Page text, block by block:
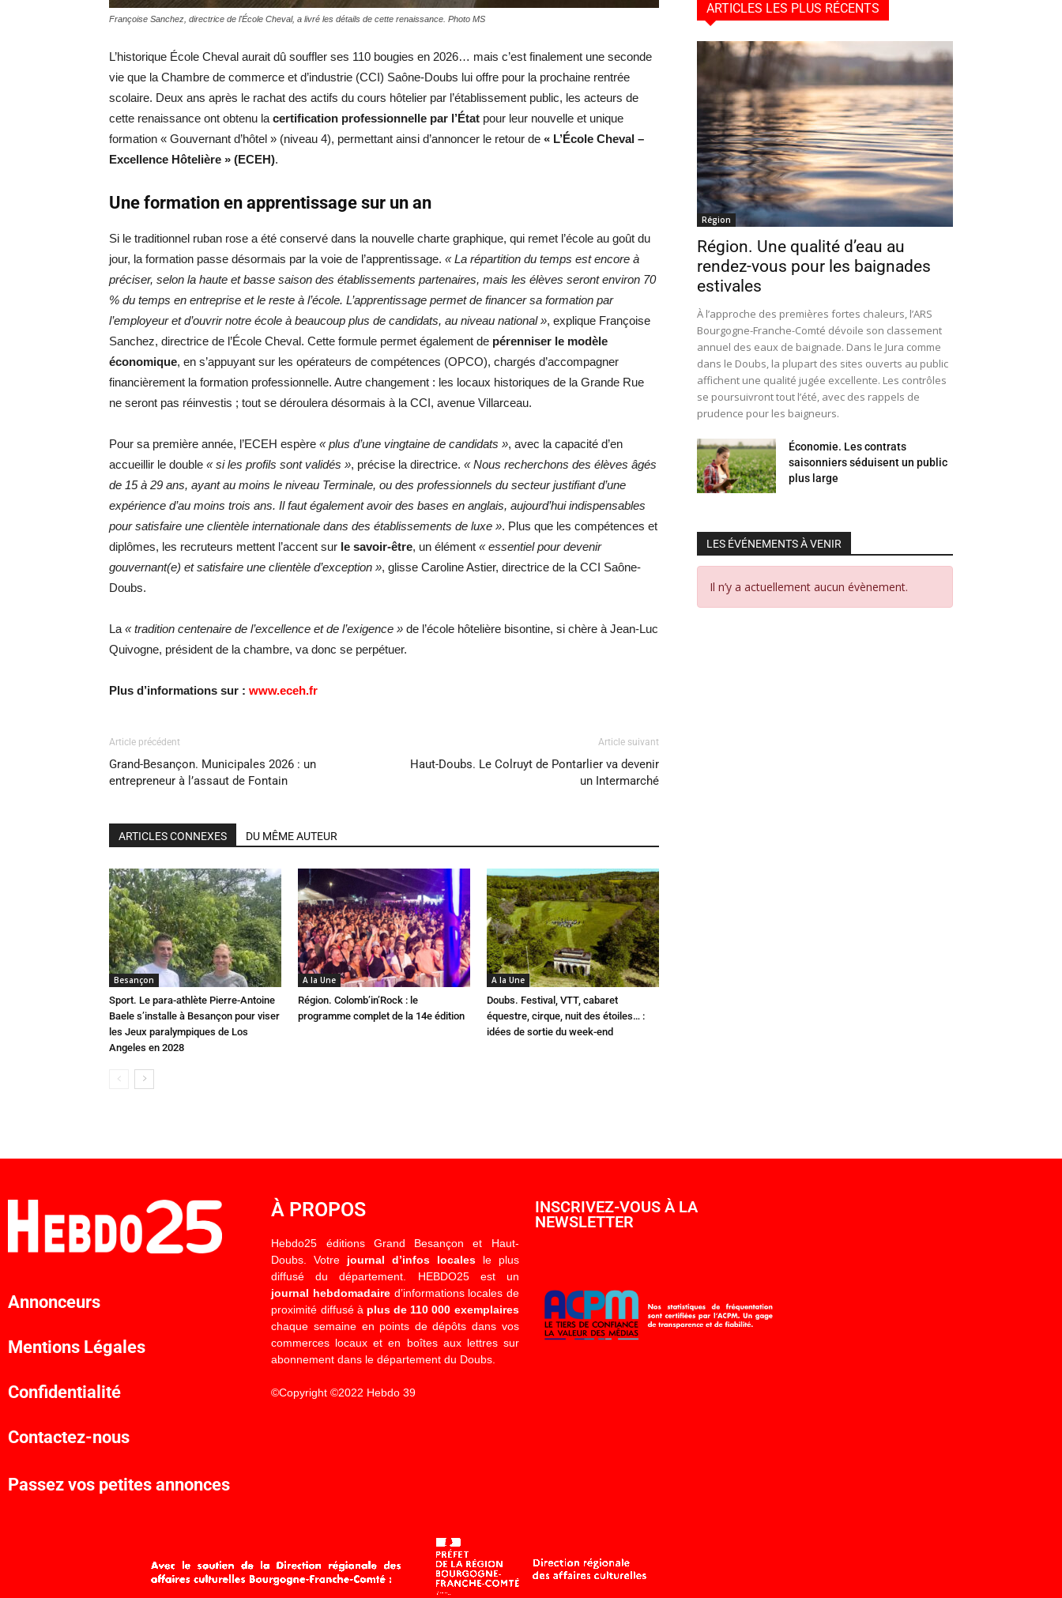
Françoise Sanchez, directrice de l'École Cheval, a livré les détails de cette renaissance. Photo MS
L’historique École Cheval aurait dû souffler ses 110 bougies en 2026… mais c’est finalement une seconde
vie que la Chambre de commerce et d’industrie (CCI) Saône-Doubs lui offre pour la prochaine rentrée
scolaire. Deux ans après le rachat des actifs du cours hôtelier par l’établissement public, les acteurs de
cette renaissance ont obtenu la certification professionnelle par l’État pour leur nouvelle et unique
formation « Gouvernant d’hôtel » (niveau 4), permettant ainsi d’annoncer le retour de « L’École Cheval –
Excellence Hôtelière » (ECEH).
Une formation en apprentissage sur un an
Si le traditionnel ruban rose a été conservé dans la nouvelle charte graphique, qui remet l’école au goût du
jour, la formation passe désormais par la voie de l’apprentissage. « La répartition du temps est encore à
préciser, selon la haute et basse saison des établissements partenaires, mais les élèves seront environ 70
% du temps en entreprise et le reste à l’école. L’apprentissage permet de financer sa formation par
l’employeur et d’ouvrir notre école à beaucoup plus de candidats, au niveau national », explique Françoise
Sanchez, directrice de l’École Cheval. Cette formule permet également de pérenniser le modèle
économique, en s’appuyant sur les opérateurs de compétences (OPCO), chargés d’accompagner
financièrement la formation professionnelle. Autre changement : les locaux historiques de la Grande Rue
ne seront pas réinvestis ; tout se déroulera désormais à la CCI, avenue Villarceau.
Pour sa première année, l’ECEH espère « plus d’une vingtaine de candidats », avec la capacité d’en
accueillir le double « si les profils sont validés », précise la directrice. « Nous recherchons des élèves âgés
de 15 à 29 ans, ayant au moins le niveau Terminale, ou des professionnels du secteur justifiant d’une
expérience d’au moins trois ans. Il faut également avoir des bases en anglais, aujourd’hui indispensables
pour satisfaire une clientèle internationale dans des établissements de luxe ». Plus que les compétences et
diplômes, les recruteurs mettent l’accent sur le savoir-être, un élément « essentiel pour devenir
gouvernant(e) et satisfaire une clientèle d’exception », glisse Caroline Astier, directrice de la CCI Saône-
Doubs.
La « tradition centenaire de l’excellence et de l’exigence » de l’école hôtelière bisontine, si chère à Jean-Luc
Quivogne, président de la chambre, va donc se perpétuer.
Plus d’informations sur : www.eceh.fr
Article précédent
Grand-Besançon. Municipales 2026 : un
entrepreneur à l’assaut de Fontain
Article suivant
Haut-Doubs. Le Colruyt de Pontarlier va devenir
un Intermarché
ARTICLES CONNEXES DU MÊME AUTEUR
Besançon
Sport. Le para-athlète Pierre-Antoine
Baele s’installe à Besançon pour viser
les Jeux paralympiques de Los
Angeles en 2028
A la Une
Région. Colomb’in’Rock : le
programme complet de la 14e édition
A la Une
Doubs. Festival, VTT, cabaret
équestre, cirque, nuit des étoiles… :
idées de sortie du week-end
ARTICLES LES PLUS RÉCENTS
Région
Région. Une qualité d’eau au
rendez-vous pour les baignades
estivales
À l’approche des premières fortes chaleurs, l’ARS
Bourgogne-Franche-Comté dévoile son classement
annuel des eaux de baignade. Dans le Jura comme
dans le Doubs, la plupart des sites ouverts au public
affichent une qualité jugée excellente. Les contrôles
se poursuivront tout l’été, avec des rappels de
prudence pour les baigneurs.
Économie. Les contrats
saisonniers séduisent un public
plus large
LES ÉVÉNEMENTS À VENIR
Il n’y a actuellement aucun évènement.
Annonceurs
Mentions Légales
Confidentialité
Contactez-nous
Passez vos petites annonces
À PROPOS
Hebdo25 éditions Grand Besançon et Haut-
Doubs. Votre journal d’infos localesle plus
diffusé du département. HEBDO25 est un
journal hebdomadaired’informations locales de
proximité diffusé à plus de 110 000 exemplaires
chaque semaine en points de dépôts dans vos
commerces locaux et en boîtes aux lettres sur
abonnement dans le département du Doubs.
©Copyright ©2022 Hebdo 39
INSCRIVEZ-VOUS À LA
NEWSLETTER